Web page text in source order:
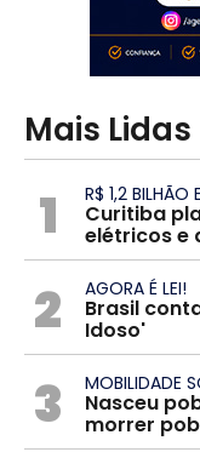
Mais Lidas
1 R$ 1,2 BILHÃO
Curitiba
elétricos e
2 AGORA É LEI!
Brasil
Idoso'
3 MOBILIDADE
Nasceu
morrer